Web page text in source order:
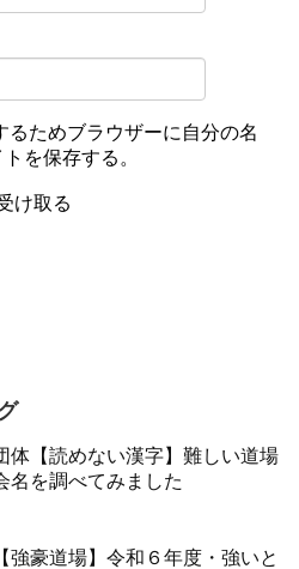
るためブラウザーに自分の名
を保存する。
け取る
体【読めない漢字】難しい道場
名を調べてみました
強豪道場】令和６年度・強いと